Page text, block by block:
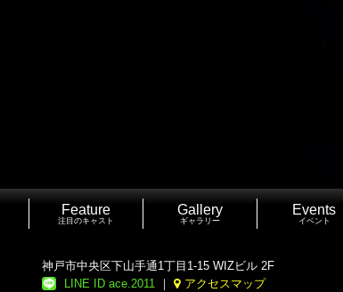
Feature
注目のキャスト
Gallery
ギャラリー
Events
イベント
神戸市中央区下山手通1丁目1-15 WIZビル 2F
LINE ID ace.2011 ｜ アクセスマップ